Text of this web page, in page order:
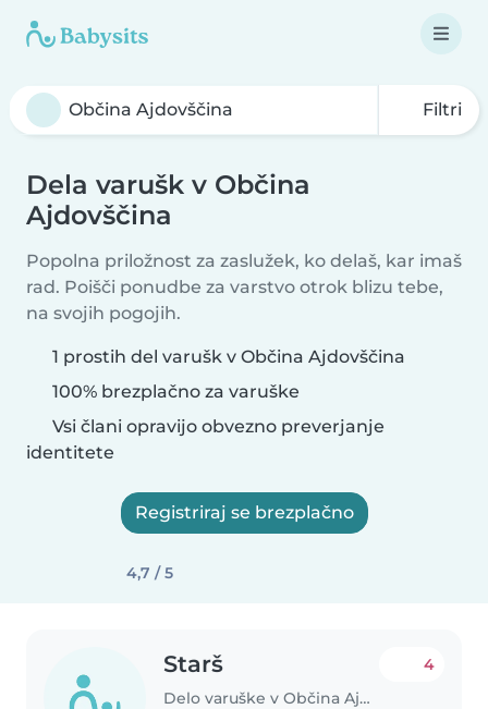
Filtri
Dela varušk v Občina
Ajdovščina
Popolna priložnost za zaslužek, ko delaš, kar imaš
rad. Poišči ponudbe za varstvo otrok blizu tebe,
na svojih pogojih.
1 prostih del varušk v Občina Ajdovščina
100% brezplačno za varuške
Vsi člani opravijo obvezno preverjanje
identitete
Registriraj se brezplačno
4,7 / 5
Starš
Delo varuške v Občina Ajdovščina
4